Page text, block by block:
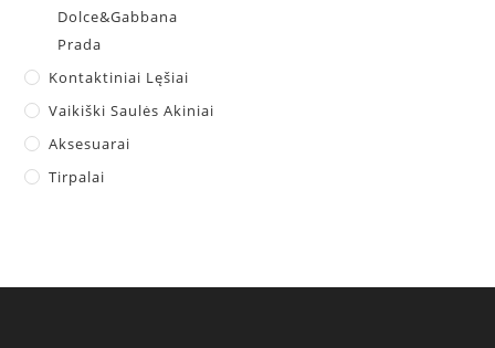
Dolce&Gabbana
Prada
Kontaktiniai Lęšiai
Vaikiški Saulės Akiniai
Aksesuarai
Tirpalai